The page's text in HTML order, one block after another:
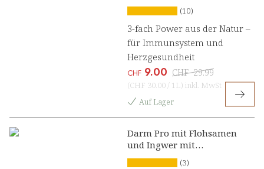
(10)
3-fach Power aus der Natur –
für Immunsystem und
Herzgesundheit
CHF 9.00 CHF 29.99
(CHF 30.00 / 1L) inkl. MwSt
Auf Lager
Darm Pro mit Flohsamen
und Ingwer mit
Zitronengeschmack
(3)